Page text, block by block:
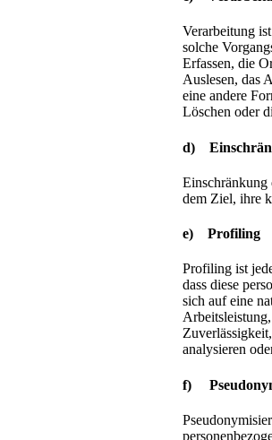
Verarbeitung
solche
Erfassen, die
Auslesen, das
eine andere
Löschen oder
d)
Einschränkung
dem Ziel, ihre
e) Profiling
Profiling ist
dass diese
sich auf eine
analysieren
f)